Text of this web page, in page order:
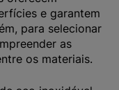
e garantem
para selecionar
as
os materiais.